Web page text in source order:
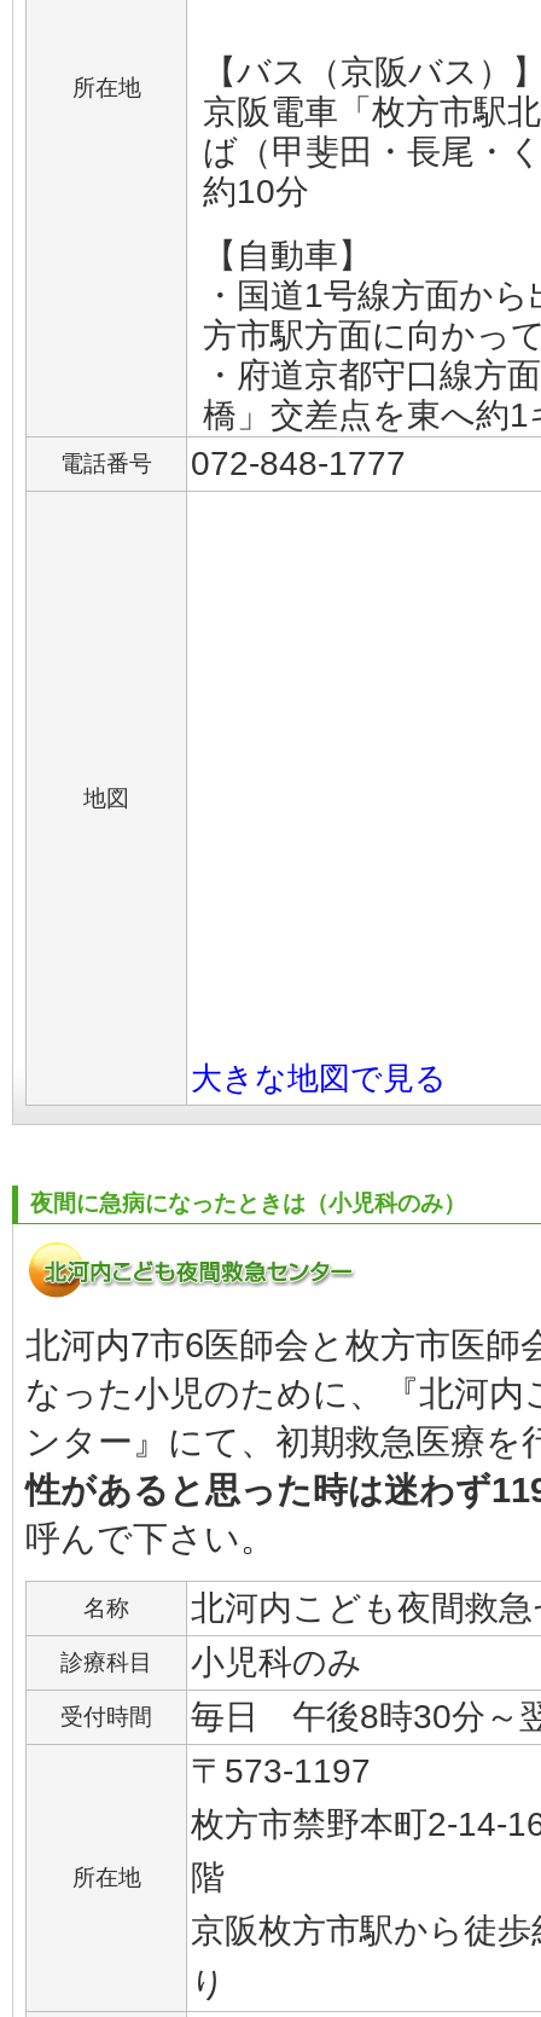
所在地
【バス（京阪バス）
京阪電車「枚方市駅
ば（甲斐田・長尾・
約10分
【自動車】
・国道1号線方面か
方市駅方面に向かっ
・府道京都守口線方
橋」交差点を東へ約
電話番号 072-848-1777
地図
大きな地図で見る
夜間に急病になったときは（小児科のみ）
北河内7市6医師会と枚方市医師
なった小児のために、『北河内
ンター』にて、初期救急医療を
性があると思った時は迷わず
呼んで下さい。
名称 北河内こども夜間救
診療科目 小児科のみ
受付時間 毎日 午後8時30分～
所在地
〒573-1197
枚方市禁野本町2-14-
階
京阪枚方市駅から徒
り